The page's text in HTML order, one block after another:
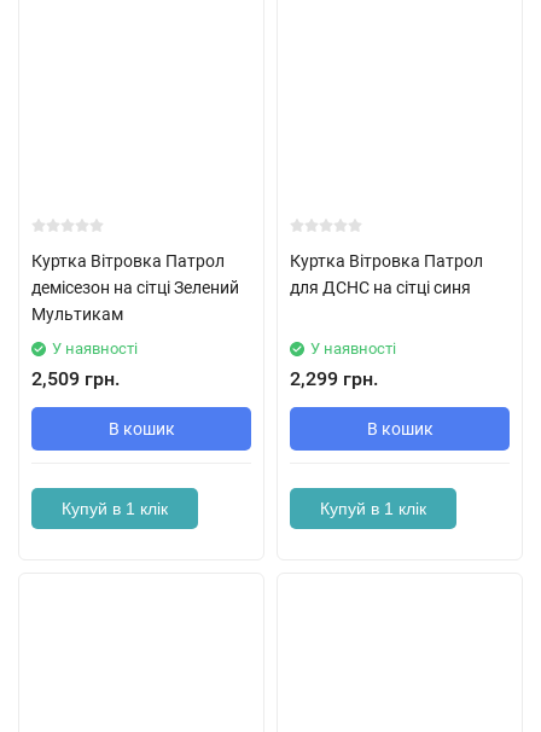
Куртка Вітровка Патрол
демісезон на сітці Зелений
Мультикам
У наявності
2,509 грн.
В кошик
Купуй в 1 клік
Куртка Вітровка Патрол
для ДСНС на сітці синя
У наявності
2,299 грн.
В кошик
Купуй в 1 клік